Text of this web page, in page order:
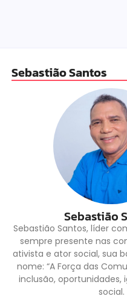
Sebastião Santos
Sebastião
Sebastião Santos, líder
sempre presente nas
ativista e ator social, sua
nome: “A Força das
inclusão, oportunidades,
social.